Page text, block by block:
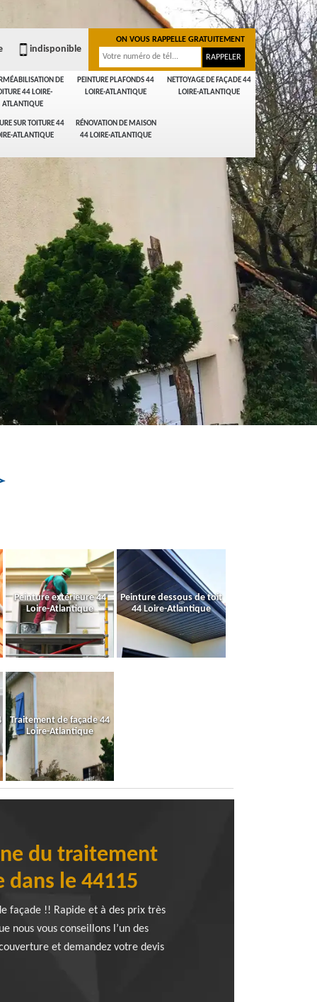
DE
44 LOIRE-
ATLANTIQUE
PEINTURE PLAFONDS 44
LOIRE-ATLANTIQUE
NETTOYAGE DE FAÇADE 44
LOIRE-ATLANTIQUE
SUR TOITURE 44
ATLANTIQUE
RÉNOVATION DE MAISON
44 LOIRE-ATLANTIQUE
indisponible
ON VOUS RAPPELLE GRATUITEMENT
Peinture extérieure 44
Loire-Atlantique
Peinture dessous de toit
44 Loire-Atlantique
Traitement de façade 44
Loire-Atlantique
du traitement
dans le 44115
façade !! Rapide et à des prix très
nous vous conseillons l’un des
et demandez votre devis